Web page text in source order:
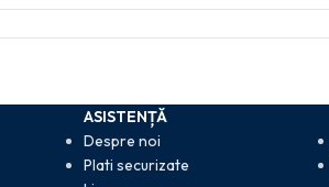
ASISTENȚĂ
Despre noi
Plati securizate